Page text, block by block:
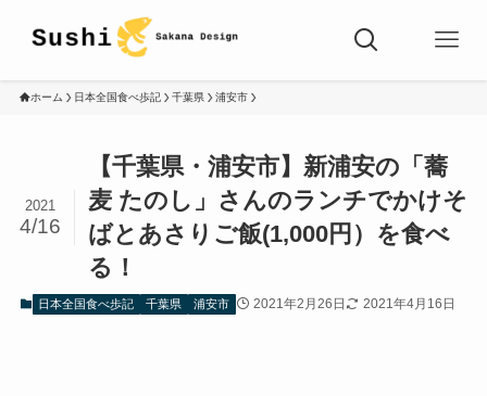
ホーム 日本全国食べ歩記 千葉県 浦安市
【千葉県・浦安市】新浦安の「蕎
麦 たのし」さんのランチでかけそ
ばとあさりご飯(1,000円）を食べ
る！
2021
4/16
日本全国食べ歩記 千葉県 浦安市 2021年2月26日 2021年4月16日